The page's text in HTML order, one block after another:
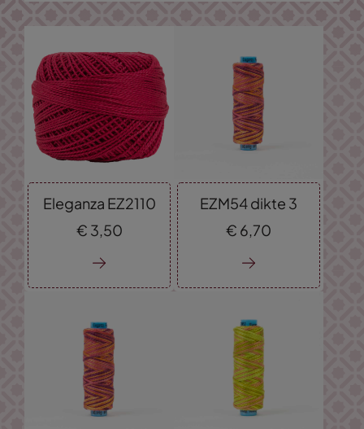
Eleganza EZ2110
€ 3,50
EZM54 dikte 3
€ 6,70